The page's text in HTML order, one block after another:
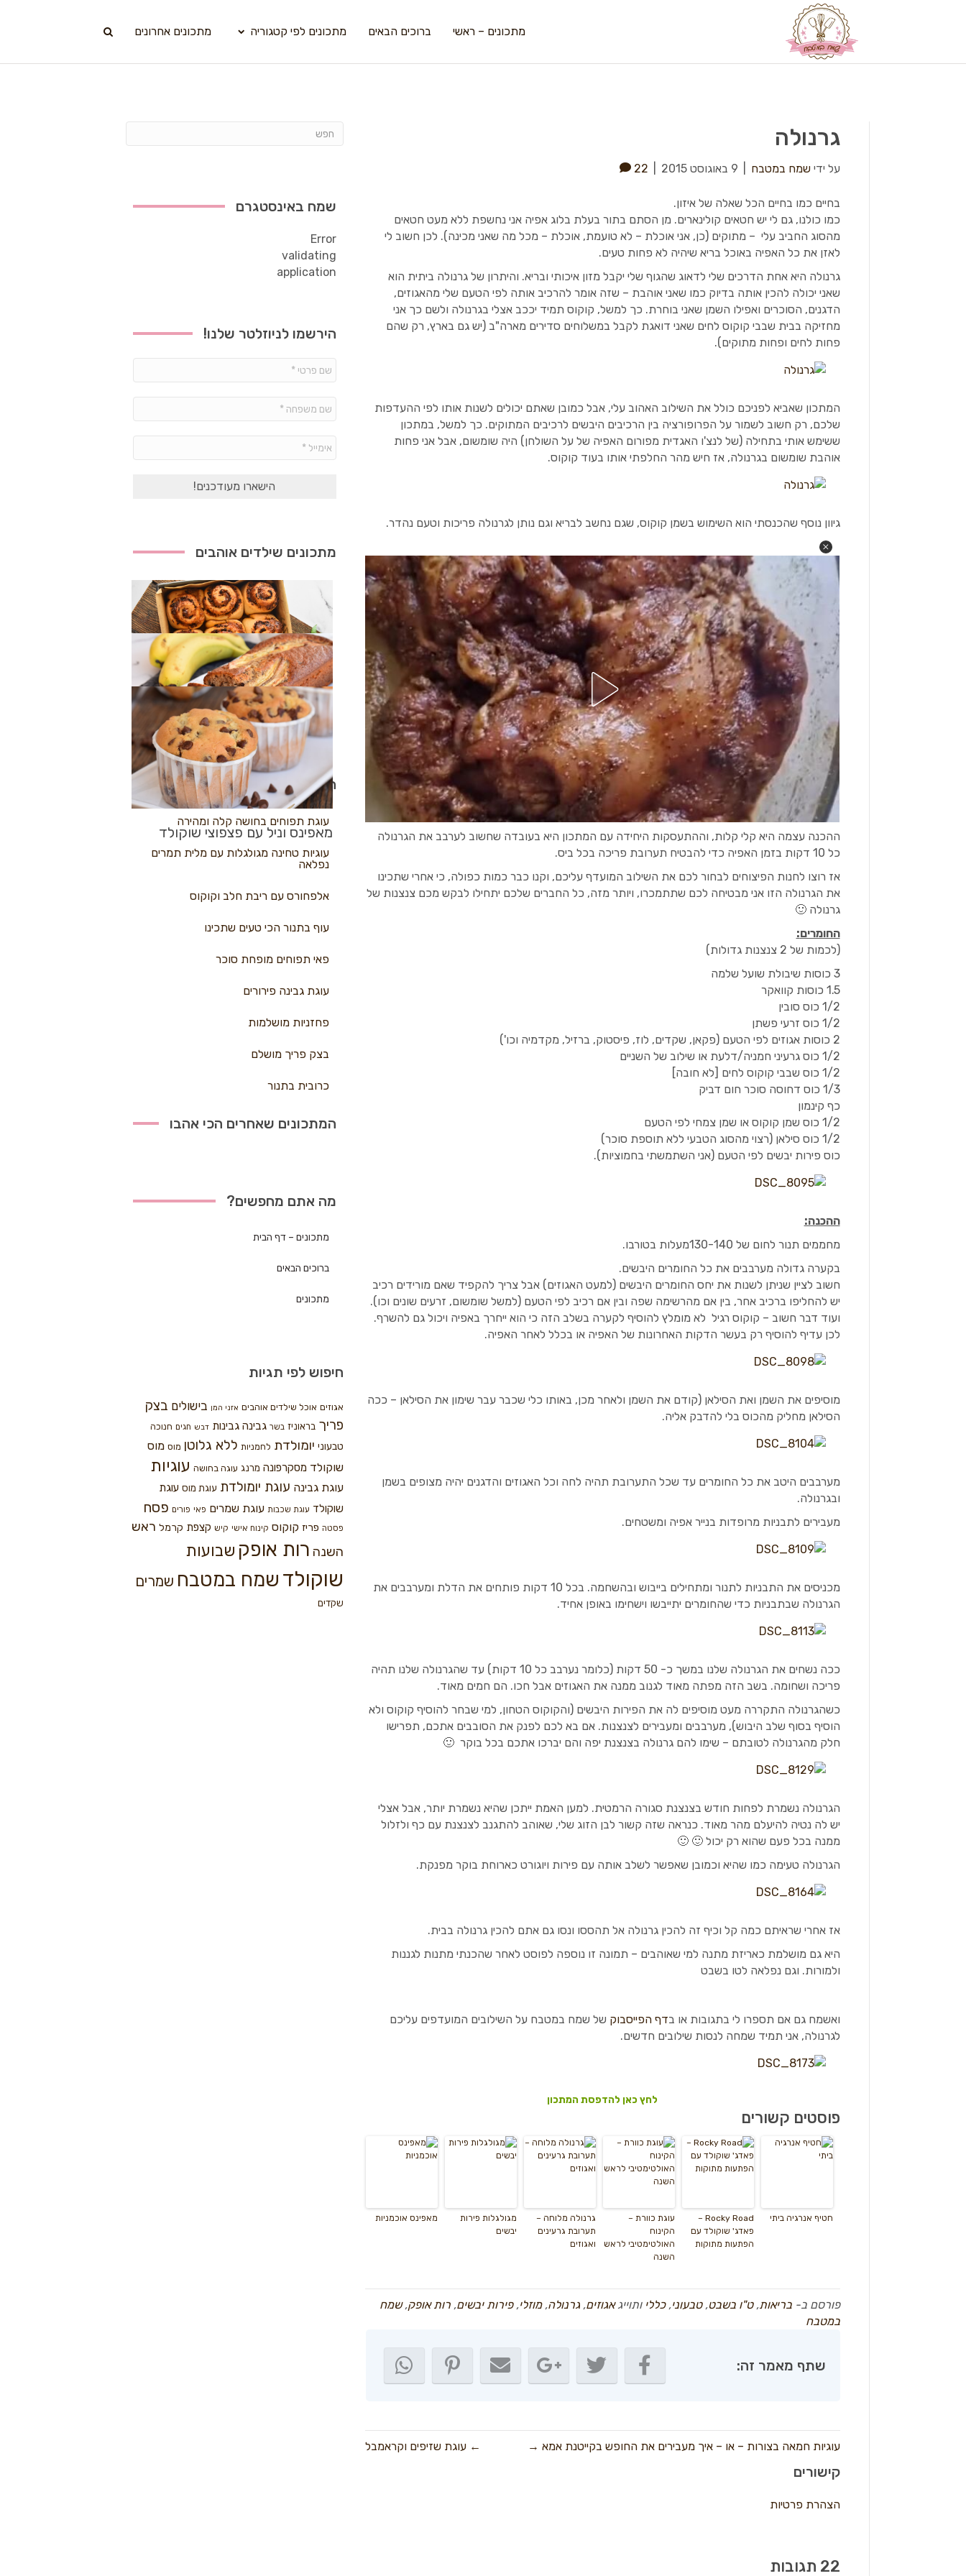
מתכונים – ראשי ברוכים הבאים מתכונים לפי קטגוריה מתכונים אחרונים
גרנולה
על ידי שמח במטבח 9 באוגוסט 2015 22
בחיים כמו בחיים הכל שאלה של איזון.
כמו כולנו, גם לי יש חטאים קולינארים. מן הסתם בתור בעלת בלוג אפיה אני נחשפת ללא מעט חטאים
מהסוג החביב עלי – מתוקים (כן, אני אוכלת – לא טועמת, אוכלת – מכל מה שאני מכינה). לכן חשוב לי
לאזן את כל האפיה באוכל בריא שיהיה לא פחות טעים.
גרנולה היא אחת הדרכים שלי לדאוג שהגוף שלי יקבל מזון איכותי ובריא. והיתרון של גרנולה ביתית הוא
שאני יכולה להכין אותה בדיוק כמו שאני אוהבת – שזה אומר להרכיב אותה לפי הטעם שלי מהאגוזים,
הדגנים, הסוכרים ואפילו השמן שאני בוחרת. כך למשל, קוקוס תמיד יככב אצלי בגרנולה ולשם כך אני
מחזיקה בבית שבבי קוקוס לחים שאני דואגת לקבל במשלוחים סדירים מארה"ב (יש גם בארץ, רק שהם
פחות לחים ופחות מתוקים).
המתכון שאביא לפניכם כולל את השילוב האהוב עלי, אבל כמובן שאתם יכולים לשנות אותו לפי ההעדפות
שלכם, רק חשוב לשמור על הפרופורציה בין הרכיבים היבשים לרכיבים המתוקים. כך למשל, במתכון
ששימש אותי בתחילה (של לנצ'ו האגדית מפורום האפיה של על השולחן) היה שומשום, אבל אני פחות
אוהבת שומשום בגרנולה, אז חיש מהר החלפתי אותו בעוד קוקוס.
גיוון נוסף שהכנסתי הוא השימוש בשמן קוקוס, שגם נחשב לבריא וגם נותן לגרנולה פריכות וטעם נהדר.
ההכנה עצמה היא קלי קלות, וההתעסקות היחידה עם המתכון היא בעובדה שחשוב לערבב את הגרנולה
כל 10 דקות בזמן האפיה כדי להבטיח תערובת פריכה בכל ביס.
אז רוצו לחנות הפיצוחים לבחור לכם את השילוב המועדף עליכם, וקנו כבר כמות כפולה, כי אחרי שתכינו
את הגרנולה הזו אני מבטיחה לכם שתתמכרו, ויותר מזה, כל החברים שלכם יתחילו לבקש מכם צנצנות של
גרנולה 🙂
החומרים:
(לכמות של 2 צנצנות גדולות)
3 כוסות שיבולת שועל שלמה
1.5 כוסות קוואקר
1/2 כוס סובין
1/2 כוס זרעי פשתן
2 כוסות אגוזים לפי הטעם (פקאן, שקדים, לוז, פיסטוק, ברזיל, מקדמיה וכו')
1/2 כוס גרעיני חמניה/דלעת או שילוב של השניים
1/2 כוס שבבי קוקוס לחים [לא חובה]
1/3 כוס דחוסה סוכר חום דביק
כף קינמון
1/2 כוס שמן קוקוס או שמן צמחי לפי הטעם
1/2 כוס סילאן (רצוי מהסוג הטבעי ללא תוספת סוכר)
כוס פירות יבשים לפי הטעם (אני השתמשתי בחמוציות).
ההכנה:
מחממים תנור לחום של 130-140מעלות בטורבו.
בקערה גדולה מערבבים את כל החומרים היבשים.
חשוב לציין שניתן לשנות את יחס החומרים היבשים (למעט האגוזים) אבל צריך להקפיד שאם מורידים רכיב
יש להחליפו ברכיב אחר, בין אם מהרשימה שפה ובין אם רכיב לפי הטעם (למשל שומשום, זרעים שונים וכו).
ועוד דבר חשוב – קוקוס רגיל לא מומלץ להוסיף לקערה בשלב הזה כי הוא ייחרך באפיה ויכול גם להשרף.
לכן עדיף להוסיף רק בעשר הדקות האחרונות של האפיה או בכלל לאחר האפיה.
מוסיפים את השמן ואת הסילאן (קודם את השמן ולאחר מכן, באותו כלי שכבר עבר שימון את הסילאן – ככה
הסילאן מחליק מהכוס בלי להדבק אליה.
מערבבים היטב את כל החומרים עד שכל התערובת תהיה לחה וכל האגוזים והדגנים יהיה מצופים בשמן
ובגרנולה.
מעבירים לתבניות מרופדות בנייר אפיה ומשטחים.
מכניסים את התבניות לתנור ומתחילים בייבוש ובהשחמה. בכל 10 דקות פותחים את הדלת ומערבבים את
הגרנולה שבתבניות כדי שהחומרים יתייבשו וישחימו באופן אחיד.
ככה נשחים את הגרנולה שלנו במשך כ- 50 דקות (כלומר נערבב כל 10 דקות) עד שהגרנולה שלנו תהיה
פריכה ושחומה. בשב הזה מפתה מאוד לגנוב ממנה את האגוזים אבל חכו. הם חמים מאוד.
כשהגרנולה התקררה מעט מוסיפים לה את הפירות היבשים (והקוקוס הטחון, למי שבחר להוסיף קוקוס ולא
הוסיף בסוף שלב היבוש), מערבבים ומעבירים לצנצנות. אם בא לכם לפנק את הסובבים אתכם, תפרישו
חלק מהגרנולה לטובתם – שימו להם גרנולה בצנצנת יפה והם יברכו אתכם בכל בוקר 🙂
הגרנולה נשמרת לפחות חודש בצנצנת סגורה הרמטית. למען האמת ייתכן שהיא נשמרת יותר, אבל אצלי
יש לה נטיה להיעלם מהר מאוד. כנראה שזה קשור לבן הזוג שלי, שאוהב להתגנב לצנצנת עם כף ולזלול
ממנה בכל פעם שהוא רק יכול 🙂 🙂
הגרנולה טעימה כמו שהיא וכמובן שאפשר לשלב אותה עם פירות ויוגורט כארוחת בוקר מפנקת.
אז אחרי שראיתם כמה קל וכיף זה להכין גרנולה אל תהססו ונסו גם אתם להכין גרנולה בבית.
היא גם מושלמת כאריזת מתנה למי שאוהבים – תמונה זו נוספה לפוסט לאחר שהכנתי מתנות לגננות
ולמורות. וגם נפלאה לטו בשבט
ואשמח גם אם תספרו לי בתגובות או בדף הפייסבוק של שמח במטבח על השילובים המועדפים עליכם
לגרנולה, אני תמיד שמחה לנסות שילובים חדשים.
לחץ כאן להדפסת המתכון
פוסטים קשורים
חטיף אנרגיה ביתי
Rocky Road –
פאדג' שוקולד עם
הפתעות מתוקות
עוגת כוורת –
הקינוח
האולטימטיבי לראש
השנה
גרנולה מלוחה –
תערובת גרעינים
ואגוזים
מגולגלות פירות
יבשים
מאפינס אוכמניות
פורסם ב-בריאות,ט"ו בשבט,טבעוני,כללי ותוייגאגוזים,גרנולה,מוזלי,פירות יבשים,רות אופק,שמח
במטבח
שתף מאמר זה:
← עוגת שזיפים וקראמבל עוגיות חמאה בצורות – או – איך מעבירים את החופש בקייטנת אמא →
קישורים
הצהרת פרטיות
שמח באינסטגרם
Error
validating
application
הירשמו לניוזלטר שלנו!
פרטי
משפחה
*
מתכונים שילדים אוהבים
שבלולי פיצה
עוגת בננות
מאפינס וניל עם פצפוצי שוקולד
הכי נקראים
עוגת תפוחים בחושה קלה ומהירה
עוגיות טחינה מגולגלות עם מלית תמרים
נפלאה
אלפחורס עם ריבת חלב וקוקוס
עוף בתנור הכי טעים שתכינו
פאי תפוחים מופחת סוכר
עוגת גבינה פירורים
פחזניות מושלמות
בצק פריך מושלם
כרובית בתנור
המתכונים שאחרים הכי אהבו
מה אתם מחפשים?
מתכונים – דף הבית
ברוכים הבאים
מתכונים
חיפוש לפי תגיות
אגוזים אוכל שילדים אוהבים אזני המן בישולים בצק
פריך בראוניז בשר גבינה גבינות דבש חגים חנוכה
טבעוני יומולדת לחמניות ללא גלוטן מוס מוס
שוקולד מסקרפונה מרנג עוגה בחושה עוגיות
עוגת גבינה עוגת יומולדת עוגת מוס עוגת
שוקולד עוגת שכבות עוגת שמרים פאי פורים פסח
פסטה פריז קוקוס קינוח אישי קיש קצפת קרמל ראש
השנה רות אופק שבועות
שוקולד שמח במטבח שמרים
שקדים